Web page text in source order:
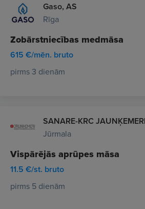
Gaso, AS
Rīga
Zobārstniecības medmāsa
615 €/mēn. bruto
pirms 3 dienām
SANARE-KRC
Jūrmala
Vispārējās aprūpes māsa
11.5 €/st. bruto
pirms 5 dienām